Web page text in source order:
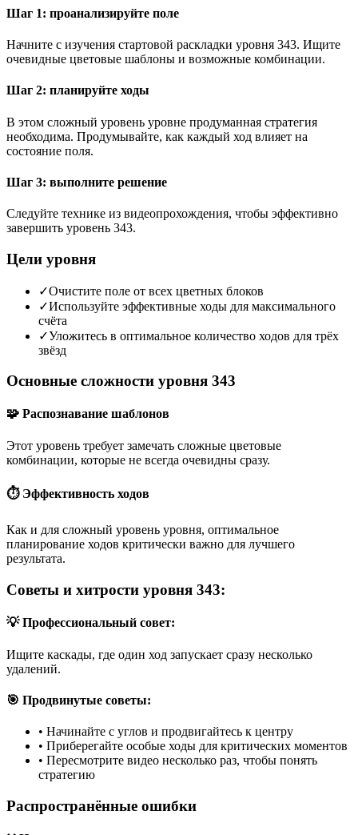
Шаг 1: проанализируйте поле
Начните с изучения стартовой раскладки уровня 343. Ищите
очевидные цветовые шаблоны и возможные комбинации.
Шаг 2: планируйте ходы
В этом сложный уровень уровне продуманная стратегия
необходима. Продумывайте, как каждый ход влияет на
состояние поля.
Шаг 3: выполните решение
Следуйте технике из видеопрохождения, чтобы эффективно
завершить уровень 343.
Цели уровня
✓Очистите поле от всех цветных блоков
✓Используйте эффективные ходы для максимального
счёта
✓Уложитесь в оптимальное количество ходов для трёх
звёзд
Основные сложности уровня 343
🧩 Распознавание шаблонов
Этот уровень требует замечать сложные цветовые
комбинации, которые не всегда очевидны сразу.
⏱️ Эффективность ходов
Как и для сложный уровень уровня, оптимальное
планирование ходов критически важно для лучшего
результата.
Советы и хитрости уровня 343:
💡 Профессиональный совет:
Ищите каскады, где один ход запускает сразу несколько
удалений.
🎯 Продвинутые советы:
• Начинайте с углов и продвигайтесь к центру
• Приберегайте особые ходы для критических моментов
• Пересмотрите видео несколько раз, чтобы понять
стратегию
Распространённые ошибки